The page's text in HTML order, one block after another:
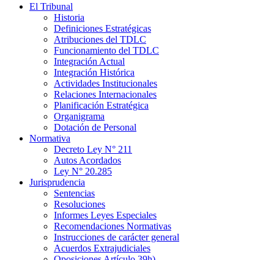
El Tribunal
Historia
Definiciones Estratégicas
Atribuciones del TDLC
Funcionamiento del TDLC
Integración Actual
Integración Histórica
Actividades Institucionales
Relaciones Internacionales
Planificación Estratégica
Organigrama
Dotación de Personal
Normativa
Decreto Ley N° 211
Autos Acordados
Ley N° 20.285
Jurisprudencia
Sentencias
Resoluciones
Informes Leyes Especiales
Recomendaciones Normativas
Instrucciones de carácter general
Acuerdos Extrajudiciales